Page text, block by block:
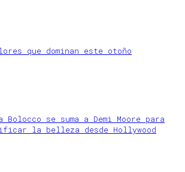
que dominan este otoño
se suma a Demi Moore para
la belleza desde Hollywood